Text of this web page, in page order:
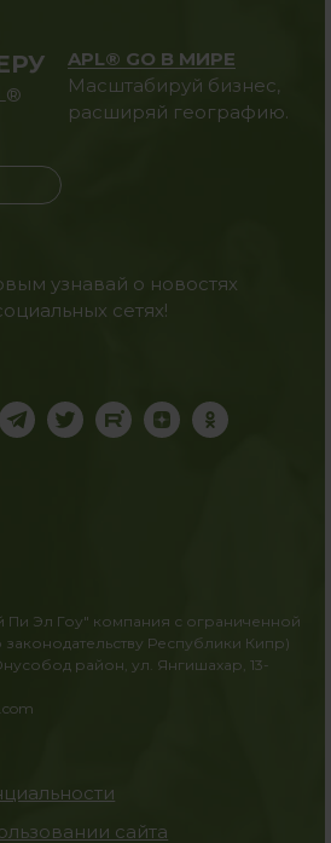
APL® GO В МИРЕ
Масштабируй бизнес,
расширяй географию.
узнавай о новостях
сетях!
Пи Эл Гоу" компания с ограниченной
законодательству Республики Кипр)
район, ул. Янгишахар, 13-
сайта